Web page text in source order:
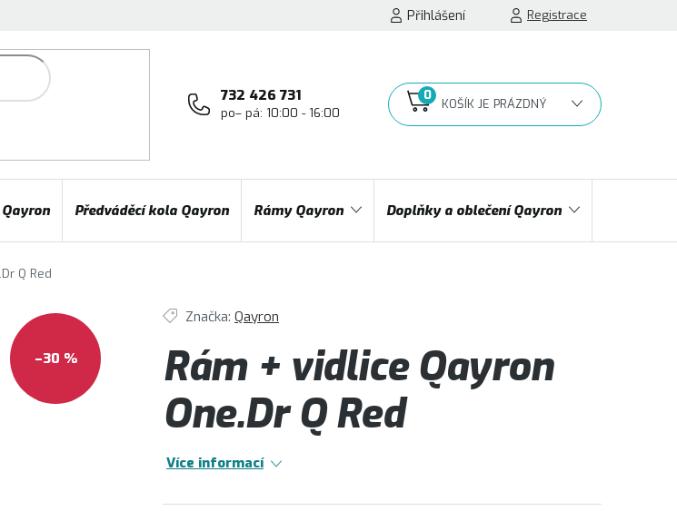
Přihlášení Registrace
732 426 731
po– pá: 10:00 - 16:00
NÁKUPNÍ
Předváděcí kola Qayron Rámy Qayron Doplňky a oblečení Qayron
Q Red
Rám + vidlice Qayron
One.Dr Q Red
Značka:Qayron
Více informací
–30 %